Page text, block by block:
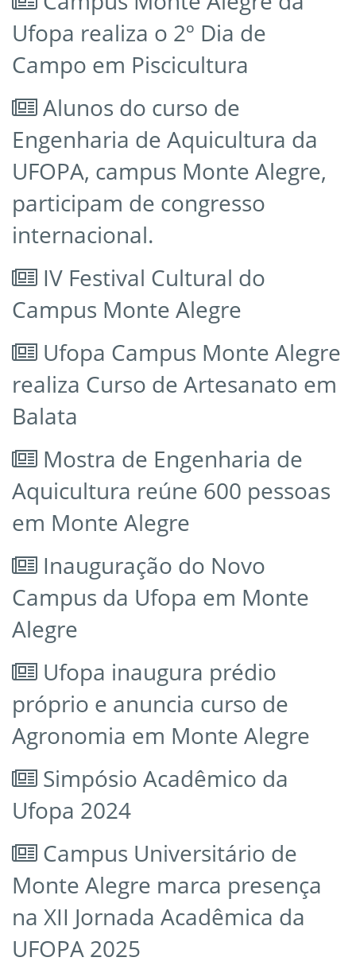
Ufopa realiza o 2º Dia de
Campo em Piscicultura
Alunos do curso de
Engenharia de Aquicultura da
UFOPA, campus Monte Alegre,
participam de congresso
internacional.
IV Festival Cultural do
Campus Monte Alegre
Ufopa Campus Monte Alegre
realiza Curso de Artesanato em
Balata
Mostra de Engenharia de
Aquicultura reúne 600 pessoas
em Monte Alegre
Inauguração do Novo
Campus da Ufopa em Monte
Alegre
Ufopa inaugura prédio
próprio e anuncia curso de
Agronomia em Monte Alegre
Simpósio Acadêmico da
Ufopa 2024
Campus Universitário de
Monte Alegre marca presença
na XII Jornada Acadêmica da
UFOPA 2025